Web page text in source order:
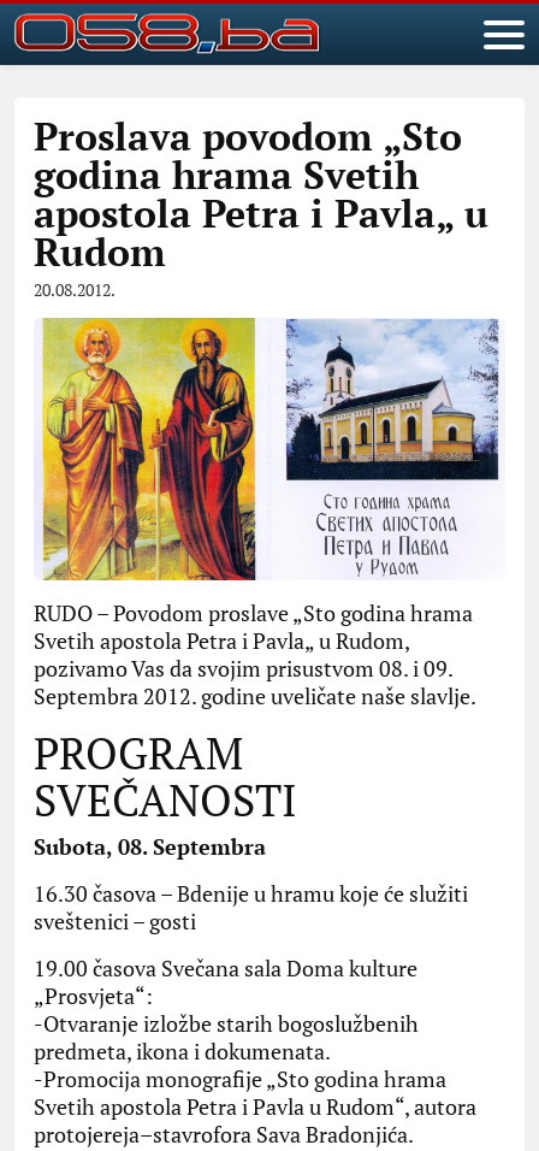
Proslava povodom „Sto
godina hrama Svetih
apostola Petra i Pavla„ u
Rudom
20.08.2012.
RUDO – Povodom proslave „Sto godina hrama
Svetih apostola Petra i Pavla„ u Rudom,
pozivamo Vas da svojim prisustvom 08. i 09.
Septembra 2012. godine uveličate naše slavlje.
PROGRAM
SVEČANOSTI
Subota, 08. Septembra
16.30 časova – Bdenije u hramu koje će služiti
sveštenici – gosti
19.00 časova Svečana sala Doma kulture
„Prosvjeta“:
-Otvaranje izložbe starih bogoslužbenih
predmeta, ikona i dokumenata.
-Promocija monografije „Sto godina hrama
Svetih apostola Petra i Pavla u Rudom“, autora
protojereja–stavrofora Sava Bradonjića.